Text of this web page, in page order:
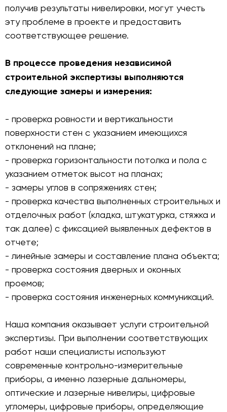
получив результаты нивелировки, могут учесть
эту проблеме в проекте и предоставить
соответствующее решение.
В процессе проведения независимой
строительной экспертизы выполняются
следующие замеры и измерения:
- проверка ровности и вертикальности
поверхности стен с указанием имеющихся
отклонений на плане;
- проверка горизонтальности потолка и пола с
указанием отметок высот на планах;
- замеры углов в сопряжениях стен;
- проверка качества выполненных строительных и
отделочных работ (кладка, штукатурка, стяжка и
так далее) с фиксацией выявленных дефектов в
отчете;
- линейные замеры и составление плана объекта;
- проверка состояния дверных и оконных
проемов;
- проверка состояния инженерных коммуникаций.
Наша компания оказывает услуги строительной
экспертизы. При выполнении соответствующих
работ наши специалисты используют
современные контрольно-измерительные
приборы, а именно лазерные дальномеры,
оптические и лазерные нивелиры, цифровые
угломеры, цифровые приборы, определяющие